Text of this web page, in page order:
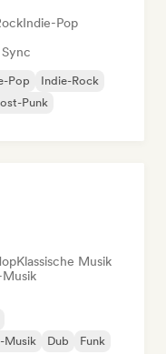
Indie-Pop
Pop
Indie-Rock
Punk
Klassische Musik
Musik Dub
Funk